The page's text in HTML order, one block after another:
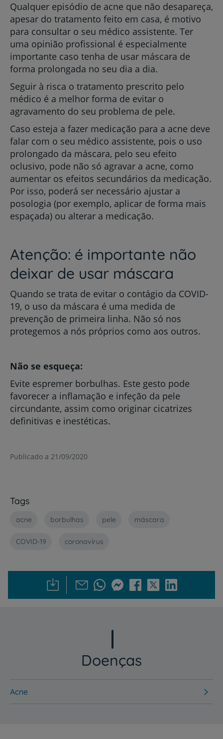
Qualquer episódio de acne que não desapareça,
apesar do tratamento feito em casa, é motivo
para consultar o seu médico assistente. Ter
uma opinião profissional é especialmente
importante caso tenha de usar máscara de
forma prolongada no seu dia a dia.
Seguir à risca o tratamento prescrito pelo
médico é a melhor forma de evitar o
agravamento do seu problema de pele.
Caso esteja a fazer medicação para a acne deve
falar com o seu médico assistente, pois o uso
prolongado da máscara, pelo seu efeito
oclusivo, pode não só agravar a acne, como
aumentar os efeitos secundários da medicação.
Por isso, poderá ser necessário ajustar a
posologia (por exemplo, aplicar de forma mais
espaçada) ou alterar a medicação.
Atenção: é importante não
deixar de usar máscara
Quando se trata de evitar o contágio da COVID-
19, o uso da máscara é uma medida de
prevenção de primeira linha. Não só nos
protegemos a nós próprios como aos outros.
Não se esqueça:
Evite espremer borbulhas. Este gesto pode
favorecer a inflamação e infeção da pele
circundante, assim como originar cicatrizes
definitivas e inestéticas.
Publicado a 21/09/2020
Tags
acne borbulhas pele máscara
COVID-19 coronavírus
Doenças
Acne